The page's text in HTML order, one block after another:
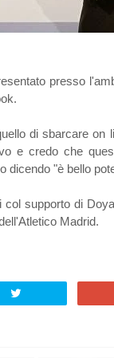
presso
di sbarcare
e credo che
dicendo "è bello
supporto di
Madrid.